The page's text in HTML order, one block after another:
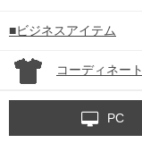
■ビジネスアイテム
コーディネート
PC